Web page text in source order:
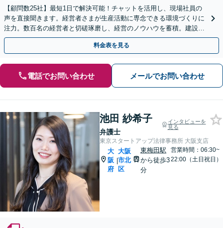
【顧問数25社】最短1日で解決可能！チャットを活用し、現場社員の
声を直接聞きます。経営者さまが生産活動に専念できる環境づくりに
注力。数百名の経営者と切磋琢磨し、経営のノウハウを蓄積。建設・I
T業界を中心に多数の対応実績あり【休日・夜間対応】
料金表を見る
電話でお問い合わせ メールでお問い合わせ
池田 紗希子
弁護士
インタビューを
見る
東京スタートアップ法律事務所 大阪支店
大
阪
府
|
大阪
市北
区
東梅田駅
から徒歩3
分
営業時間：06:30~
22:00（土日祝日）